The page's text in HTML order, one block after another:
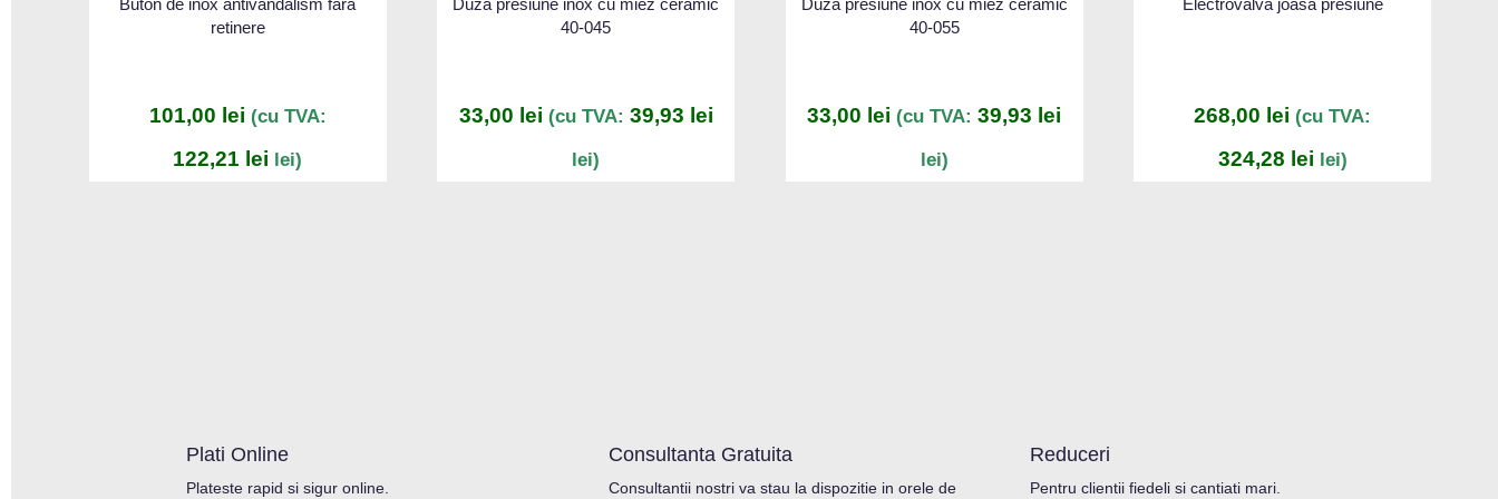
retinere
101,00 lei (cu TVA:
122,21 lei lei)
40-045
33,00 lei (cu TVA: 39,93 lei
lei)
40-055
33,00 lei (cu TVA:39,93 lei
lei)
268,00 lei (cu TVA:
324,28 lei lei)
Plati Online
Plateste rapid si sigur online.
Consultanta Gratuita
Consultantii nostri va stau la dispozitie in orele de
Reduceri
Pentru clientii fiedeli si cantiati mari.